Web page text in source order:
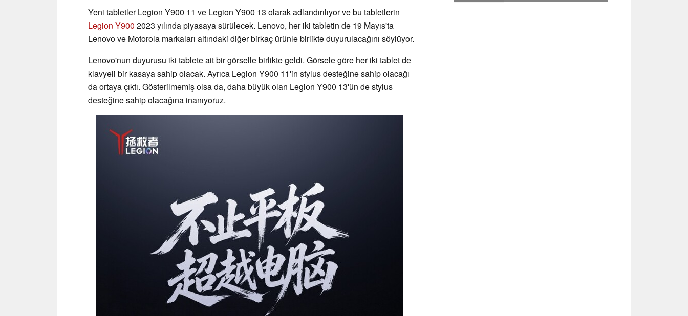
Yeni tabletler Legion Y900 11 ve Legion Y900 13 olarak adlandırılıyor ve bu tabletlerin
Legion Y900 2023 yılında piyasaya sürülecek. Lenovo, her iki tabletin de 19 Mayıs'ta
Lenovo ve Motorola markaları altındaki diğer birkaç ürünle birlikte duyurulacağını söylüyor.
Lenovo'nun duyurusu iki tablete ait bir görselle birlikte geldi. Görsele göre her iki tablet de
klavyeli bir kasaya sahip olacak. Ayrıca Legion Y900 11'in stylus desteğine sahip olacağı
da ortaya çıktı. Gösterilmemiş olsa da, daha büyük olan Legion Y900 13'ün de stylus
desteğine sahip olacağına inanıyoruz.